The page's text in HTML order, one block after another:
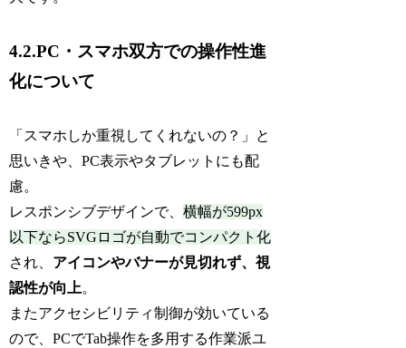
4.2.PC・スマホ双方での操作性進
化について
「スマホしか重視してくれないの？」と
思いきや、PC表示やタブレットにも配
慮。
レスポンシブデザインで、横幅が599px
以下ならSVGロゴが自動でコンパクト化
され、 アイコンやバナーが見切れず、視
認性が向上。
またアクセシビリティ制御が効いている
ので、PCでTab操作を多用する作業派ユ